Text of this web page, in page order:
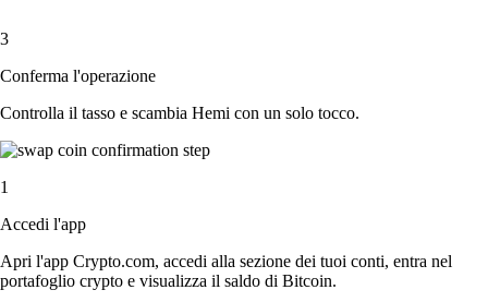
3
Conferma l'operazione
Controlla il tasso e scambia Hemi con un solo tocco.
1
Accedi l'app
Apri l'app Crypto.com, accedi alla sezione dei tuoi conti, entra nel
portafoglio crypto e visualizza il saldo di Bitcoin.